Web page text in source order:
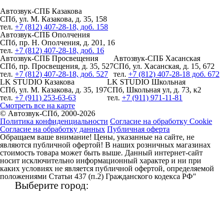
Автозвук-СПБ Казакова
СПб, ул. М. Казакова, д. 35, 158
тел. +7 (812) 407-28-18, доб. 158
Автозвук-СПБ Ополчения
СПб, пр. Н. Ополчения, д. 201, 16
тел. +7 (812) 407-28-18, доб. 16
Автозвук-СПБ Просвещения
СПб, пр. Просвещения, д. 35, 527
тел. +7 (812) 407-28-18, доб. 527
Автозвук-СПБ Хасанская
СПб, ул. Хасанская, д. 15, 672
тел. +7 (812) 407-28-18 доб. 672
LK STUDIO Казакова
СПб, ул. М. Казакова, д. 35, 197
тел. +7 (911) 253-63-63
LK STUDIO Школьная
СПб, Школьная ул, д. 73, к2
тел. +7 (911) 971-11-81
Смотреть все на карте
© Автозвук-СПб, 2000-2026
Политика конфиденциальности Согласие на обработку Cookie
Согласие на обработку данных Публичная оферта
Обращаем ваше внимание! Цены, указанные на сайте, не
являются публичной офертой! В наших розничных магазинах
стоимость товара может быть выше. Данный интернет-сайт
носит исключительно информационный характер и ни при
каких условиях не является публичной офертой, определяемой
положениями Статьи 437 (п.2) Гражданского кодекса РФ"
Выберите город: